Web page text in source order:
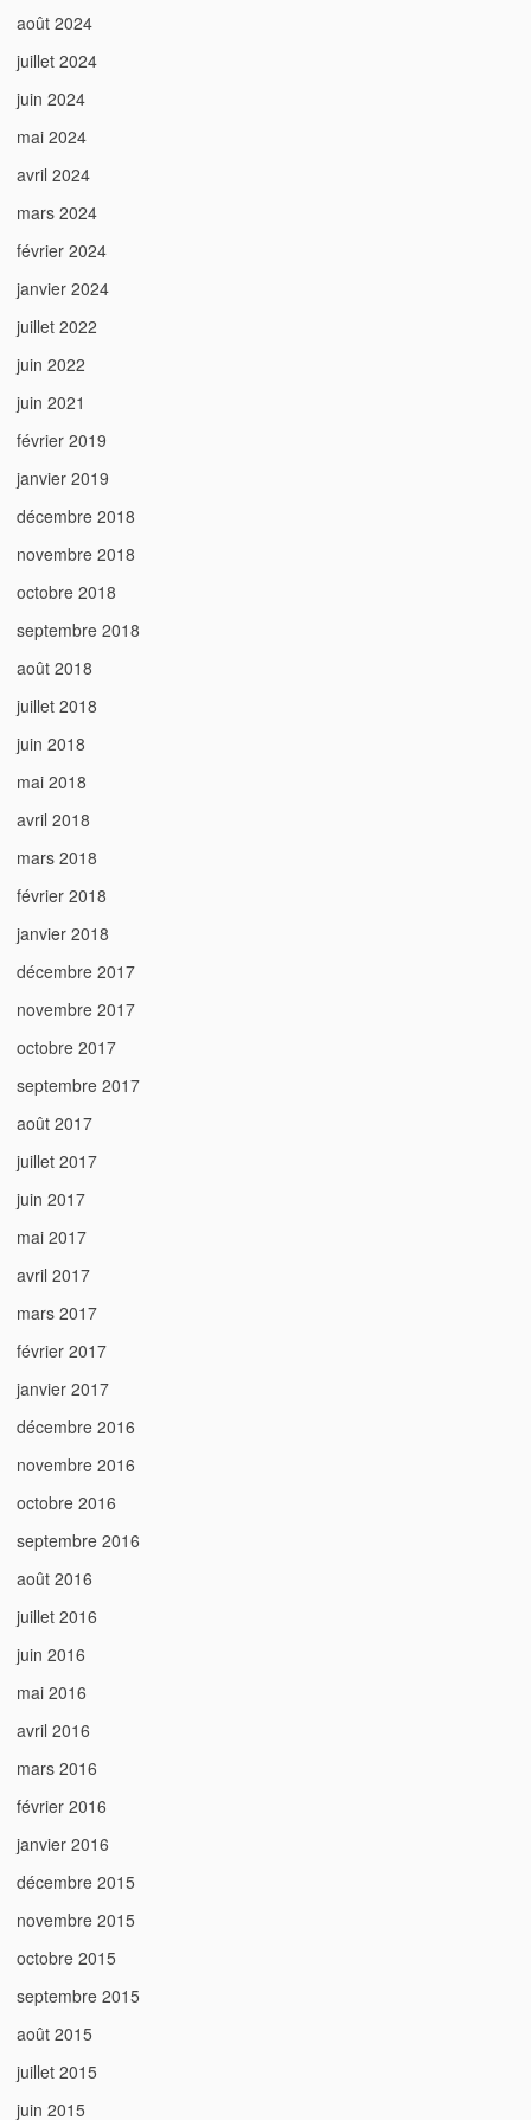
août 2024
juillet 2024
juin 2024
mai 2024
avril 2024
mars 2024
février 2024
janvier 2024
juillet 2022
juin 2022
juin 2021
février 2019
janvier 2019
décembre 2018
novembre 2018
octobre 2018
septembre 2018
août 2018
juillet 2018
juin 2018
mai 2018
avril 2018
mars 2018
février 2018
janvier 2018
décembre 2017
novembre 2017
octobre 2017
septembre 2017
août 2017
juillet 2017
juin 2017
mai 2017
avril 2017
mars 2017
février 2017
janvier 2017
décembre 2016
novembre 2016
octobre 2016
septembre 2016
août 2016
juillet 2016
juin 2016
mai 2016
avril 2016
mars 2016
février 2016
janvier 2016
décembre 2015
novembre 2015
octobre 2015
septembre 2015
août 2015
juillet 2015
juin 2015